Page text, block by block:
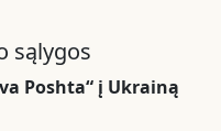
sąlygos
Poshta“ į Ukrainą